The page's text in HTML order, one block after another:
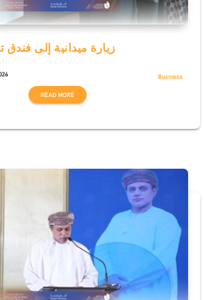
زيارة ميدانية إلى
Business
READ MORE